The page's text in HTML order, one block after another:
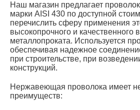
Наш магазин предлагает
марки AISI 430 по доступной
перечислить сферу применения
высокопрочного и качественного
металлопроката. Используется
обеспечивая надежное
при строительстве, при
конструкций.
Нержавеющая проволока имеет
преимуществ: